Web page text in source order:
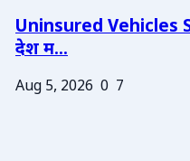
Uninsured Vehicles
देश म...
Aug 5, 2026 0 7